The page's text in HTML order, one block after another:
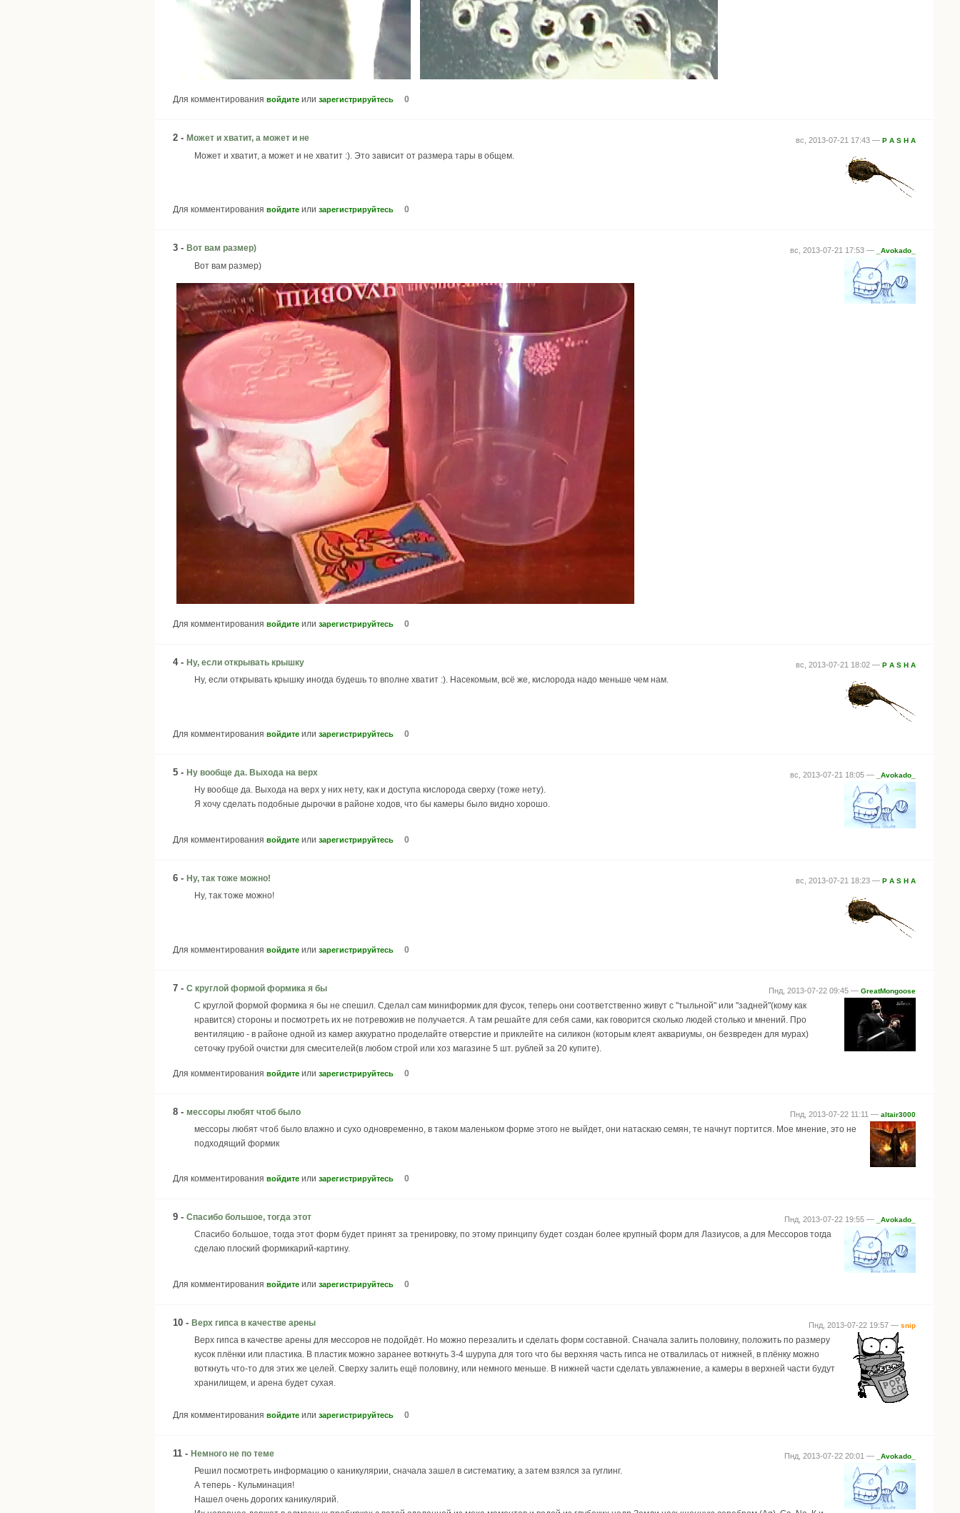
Для комментирования войдите или зарегистрируйтесь 0
вс, 2013-07-21 17:43 — P A S H A
2 - Может и хватит, а может и не
Может и хватит, а может и не хватит :). Это зависит от размера тары в общем.
Для комментирования войдите или зарегистрируйтесь 0
вс, 2013-07-21 17:53 — _Avokado_
3 - Вот вам размер)
Вот вам размер)
Для комментирования войдите или зарегистрируйтесь 0
вс, 2013-07-21 18:02 — P A S H A
4 - Ну, если открывать крышку
Ну, если открывать крышку иногда будешь то вполне хватит :). Насекомым, всё же, кислорода надо меньше чем нам.
Для комментирования войдите или зарегистрируйтесь 0
вс, 2013-07-21 18:05 — _Avokado_
5 - Ну вообще да. Выхода на верх
Ну вообще да. Выхода на верх у них нету, как и доступа кислорода сверху (тоже нету).
Я хочу сделать подобные дырочки в районе ходов, что бы камеры было видно хорошо.
Для комментирования войдите или зарегистрируйтесь 0
вс, 2013-07-21 18:23 — P A S H A
6 - Ну, так тоже можно!
Ну, так тоже можно!
Для комментирования войдите или зарегистрируйтесь 0
Пнд, 2013-07-22 09:45 — GreatMongoose
7 - С круглой формой формика я бы
С круглой формой формика я бы не спешил. Сделал сам миниформик для фусок, теперь они соответственно живут с "тыльной" или "задней"(кому как
нравится) стороны и посмотреть их не потревожив не получается. А там решайте для себя сами, как говорится сколько людей столько и мнений. Про
вентиляцию - в районе одной из камер аккуратно проделайте отверстие и приклейте на силикон (которым клеят аквариумы, он безвреден для мурах)
сеточку грубой очистки для смесителей(в любом строй или хоз магазине 5 шт. рублей за 20 купите).
Для комментирования войдите или зарегистрируйтесь 0
Пнд, 2013-07-22 11:11 — altair3000
8 - мессоры любят чтоб было
мессоры любят чтоб было влажно и сухо одновременно, в таком маленьком форме этого не выйдет, они натаскаю семян, те начнут портится. Мое мнение, это не
подходящий формик
Для комментирования войдите или зарегистрируйтесь 0
Пнд, 2013-07-22 19:55 — _Avokado_
9 - Спасибо большое, тогда этот
Спасибо большое, тогда этот форм будет принят за тренировку, по этому принципу будет создан более крупный форм для Лазиусов, а для Мессоров тогда
сделаю плоский формикарий-картину.
Для комментирования войдите или зарегистрируйтесь 0
Пнд, 2013-07-22 19:57 — snip
10 - Верх гипса в качестве арены
Верх гипса в качестве арены для мессоров не подойдёт. Но можно перезалить и сделать форм составной. Сначала залить половину, положить по размеру
кусок плёнки или пластика. В пластик можно заранее воткнуть 3-4 шурупа для того что бы верхняя часть гипса не отвалилась от нижней, в плёнку можно
воткнуть что-то для этих же целей. Сверху залить ещё половину, или немного меньше. В нижней части сделать увлажнение, а камеры в верхней части будут
хранилищем, и арена будет сухая.
Для комментирования войдите или зарегистрируйтесь 0
Пнд, 2013-07-22 20:01 — _Avokado_
11 - Немного не по теме
Решил посмотреть информацию о каникулярии, сначала зашел в систематику, а затем взялся за гуглинг.
А теперь - Кульминация!
Нашел очень дорогих каникулярий.